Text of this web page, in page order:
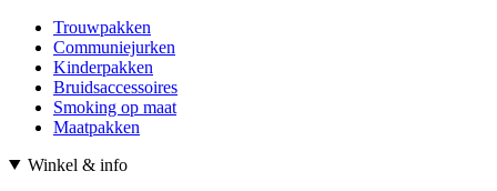
Trouwpakken
Communiejurken
Kinderpakken
Bruidsaccessoires
Smoking op maat
Maatpakken
Winkel & info